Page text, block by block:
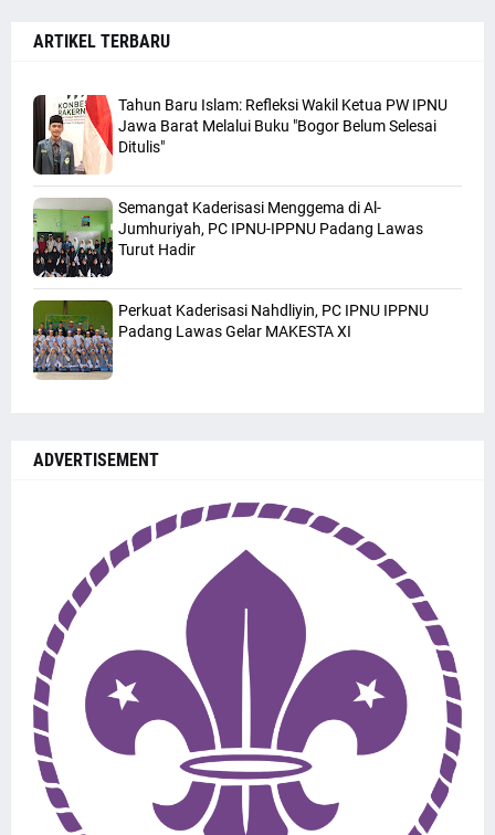
ARTIKEL TERBARU
Tahun Baru Islam: Refleksi Wakil Ketua PW IPNU
Jawa Barat Melalui Buku "Bogor Belum Selesai
Ditulis"
Semangat Kaderisasi Menggema di Al-
Jumhuriyah, PC IPNU-IPPNU Padang Lawas
Turut Hadir
Perkuat Kaderisasi Nahdliyin, PC IPNU IPPNU
Padang Lawas Gelar MAKESTA XI
ADVERTISEMENT